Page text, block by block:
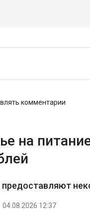
комментарии
на
предоставляют
04.08.2026 12:37